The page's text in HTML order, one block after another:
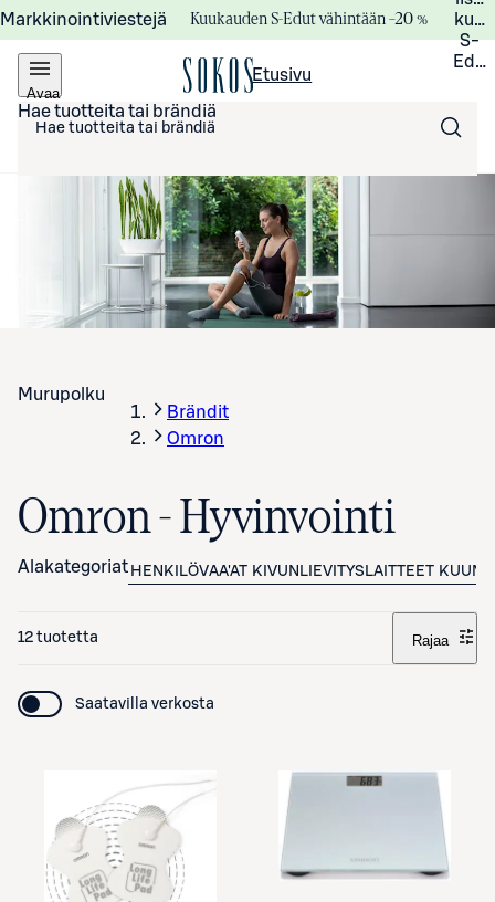
Markkinointiviestejä Kuukauden S-Edut vähintään –20 %
S-
Avaa
valikko
Etusivu
Hae tuotteita tai brändiä
Murupolku
Brändit
Omron
Omron - Hyvinvointi
Alakategoriat HENKILÖVAA'AT KIVUNLIEVITYSLAITTEET
12 tuotetta Rajaa
Saatavilla verkosta